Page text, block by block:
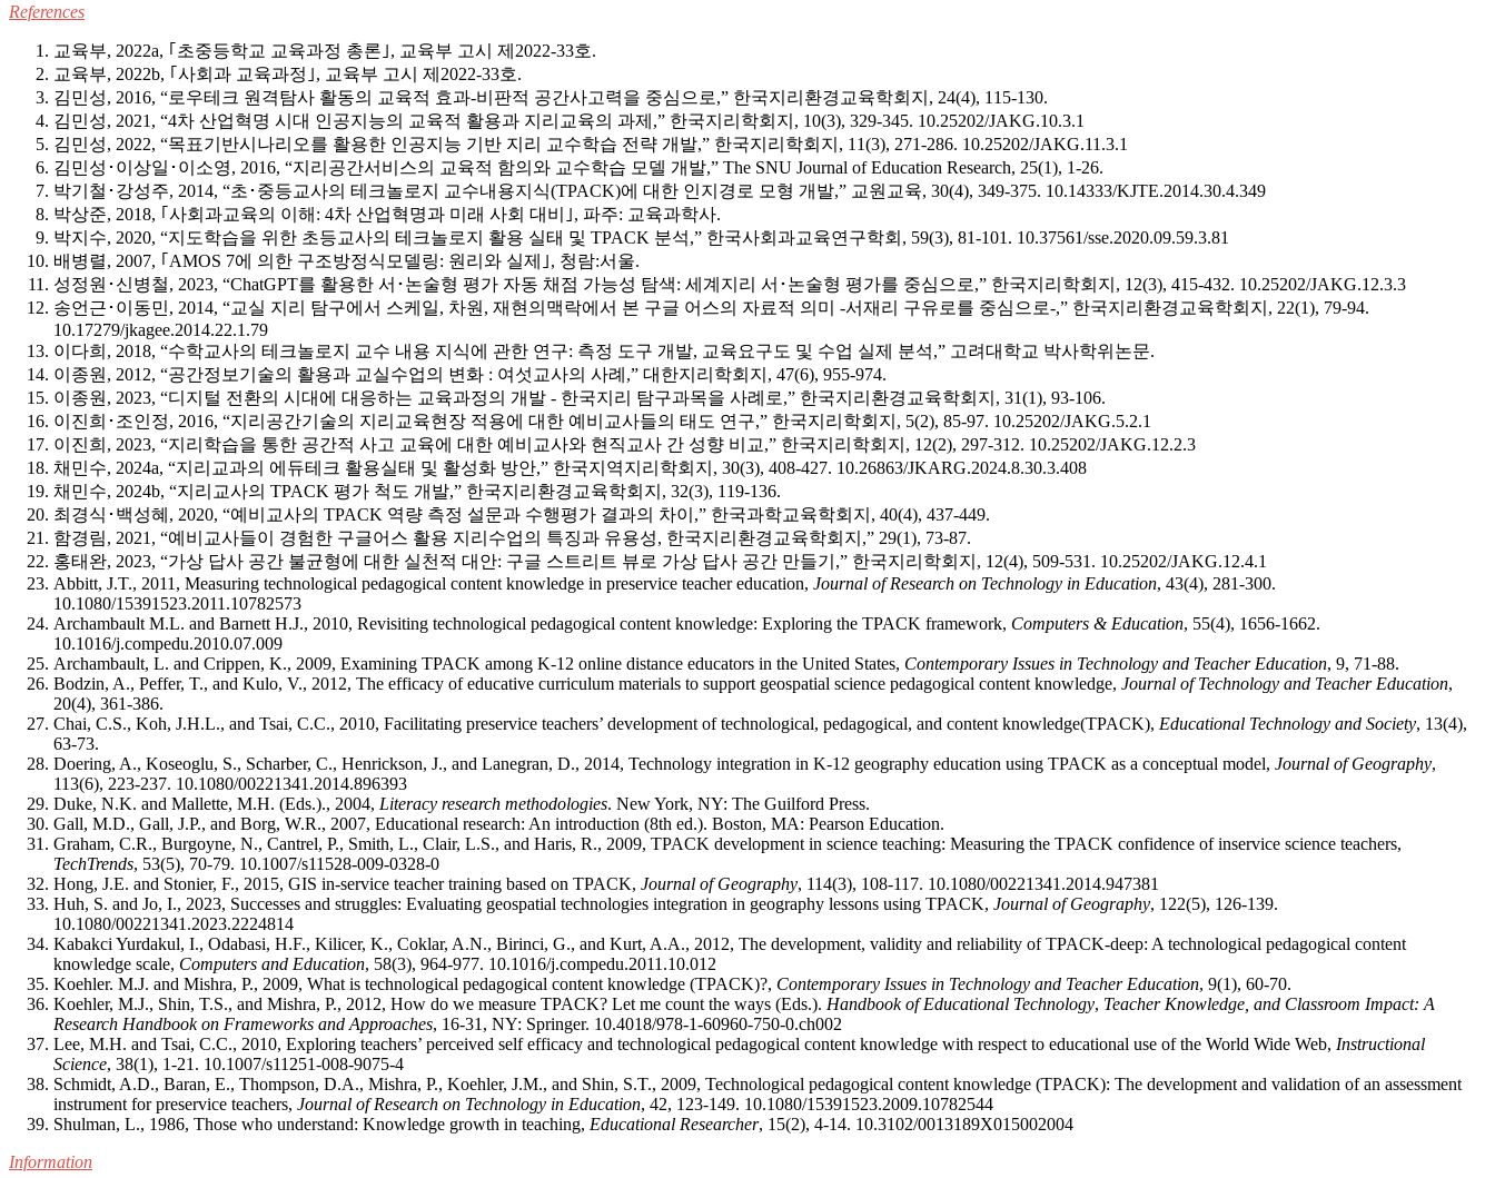
References
교육부, 2022a, ｢초중등학교 교육과정 총론｣, 교육부 고시 제2022-33호.
교육부, 2022b, ｢사회과 교육과정｣, 교육부 고시 제2022-33호.
김민성, 2016, “로우테크 원격탐사 활동의 교육적 효과-비판적 공간사고력을 중심으로,” 한국지리환경교육학회지, 24(4), 115-130.
김민성, 2021, “4차 산업혁명 시대 인공지능의 교육적 활용과 지리교육의 과제,” 한국지리학회지, 10(3), 329-345. 10.25202/JAKG.10.3.1
김민성, 2022, “목표기반시나리오를 활용한 인공지능 기반 지리 교수학습 전략 개발,” 한국지리학회지, 11(3), 271-286. 10.25202/JAKG.11.3.1
김민성･이상일･이소영, 2016, “지리공간서비스의 교육적 함의와 교수학습 모델 개발,” The SNU Journal of Education Research, 25(1), 1-26.
박기철･강성주, 2014, “초･중등교사의 테크놀로지 교수내용지식(TPACK)에 대한 인지경로 모형 개발,” 교원교육, 30(4), 349-375. 10.14333/KJTE.2014.30.4.349
박상준, 2018, ｢사회과교육의 이해: 4차 산업혁명과 미래 사회 대비｣, 파주: 교육과학사.
박지수, 2020, “지도학습을 위한 초등교사의 테크놀로지 활용 실태 및 TPACK 분석,” 한국사회과교육연구학회, 59(3), 81-101. 10.37561/sse.2020.09.59.3.81
배병렬, 2007, ｢AMOS 7에 의한 구조방정식모델링: 원리와 실제｣, 청람:서울.
성정원･신병철, 2023, “ChatGPT를 활용한 서･논술형 평가 자동 채점 가능성 탐색: 세계지리 서･논술형 평가를 중심으로,” 한국지리학회지, 12(3), 415-432. 10.25202/JAKG.12.3.3
송언근･이동민, 2014, “교실 지리 탐구에서 스케일, 차원, 재현의맥락에서 본 구글 어스의 자료적 의미 -서재리 구유로를 중심으로-,” 한국지리환경교육학회지, 22(1), 79-94.
10.17279/jkagee.2014.22.1.79
이다희, 2018, “수학교사의 테크놀로지 교수 내용 지식에 관한 연구: 측정 도구 개발, 교육요구도 및 수업 실제 분석,” 고려대학교 박사학위논문.
이종원, 2012, “공간정보기술의 활용과 교실수업의 변화 : 여섯교사의 사례,” 대한지리학회지, 47(6), 955-974.
이종원, 2023, “디지털 전환의 시대에 대응하는 교육과정의 개발 - 한국지리 탐구과목을 사례로,” 한국지리환경교육학회지, 31(1), 93-106.
이진희･조인정, 2016, “지리공간기술의 지리교육현장 적용에 대한 예비교사들의 태도 연구,” 한국지리학회지, 5(2), 85-97. 10.25202/JAKG.5.2.1
이진희, 2023, “지리학습을 통한 공간적 사고 교육에 대한 예비교사와 현직교사 간 성향 비교,” 한국지리학회지, 12(2), 297-312. 10.25202/JAKG.12.2.3
채민수, 2024a, “지리교과의 에듀테크 활용실태 및 활성화 방안,” 한국지역지리학회지, 30(3), 408-427. 10.26863/JKARG.2024.8.30.3.408
채민수, 2024b, “지리교사의 TPACK 평가 척도 개발,” 한국지리환경교육학회지, 32(3), 119-136.
최경식･백성혜, 2020, “예비교사의 TPACK 역량 측정 설문과 수행평가 결과의 차이,” 한국과학교육학회지, 40(4), 437-449.
함경림, 2021, “예비교사들이 경험한 구글어스 활용 지리수업의 특징과 유용성, 한국지리환경교육학회지,” 29(1), 73-87.
홍태완, 2023, “가상 답사 공간 불균형에 대한 실천적 대안: 구글 스트리트 뷰로 가상 답사 공간 만들기,” 한국지리학회지, 12(4), 509-531. 10.25202/JAKG.12.4.1
Abbitt, J.T., 2011, Measuring technological pedagogical content knowledge in preservice teacher education, Journal of Research on Technology in Education, 43(4), 281-300.
10.1080/15391523.2011.10782573
Archambault M.L. and Barnett H.J., 2010, Revisiting technological pedagogical content knowledge: Exploring the TPACK framework, Computers & Education, 55(4), 1656-1662.
10.1016/j.compedu.2010.07.009
Archambault, L. and Crippen, K., 2009, Examining TPACK among K-12 online distance educators in the United States, Contemporary Issues in Technology and Teacher Education, 9, 71-88.
Bodzin, A., Peffer, T., and Kulo, V., 2012, The efficacy of educative curriculum materials to support geospatial science pedagogical content knowledge, Journal of Technology and Teacher Education,
20(4), 361-386.
Chai, C.S., Koh, J.H.L., and Tsai, C.C., 2010, Facilitating preservice teachers’ development of technological, pedagogical, and content knowledge(TPACK), Educational Technology and Society, 13(4),
63-73.
Doering, A., Koseoglu, S., Scharber, C., Henrickson, J., and Lanegran, D., 2014, Technology integration in K-12 geography education using TPACK as a conceptual model, Journal of Geography,
113(6), 223-237. 10.1080/00221341.2014.896393
Duke, N.K. and Mallette, M.H. (Eds.)., 2004, Literacy research methodologies. New York, NY: The Guilford Press.
Gall, M.D., Gall, J.P., and Borg, W.R., 2007, Educational research: An introduction (8th ed.). Boston, MA: Pearson Education.
Graham, C.R., Burgoyne, N., Cantrel, P., Smith, L., Clair, L.S., and Haris, R., 2009, TPACK development in science teaching: Measuring the TPACK confidence of inservice science teachers,
TechTrends, 53(5), 70-79. 10.1007/s11528-009-0328-0
Hong, J.E. and Stonier, F., 2015, GIS in-service teacher training based on TPACK, Journal of Geography, 114(3), 108-117. 10.1080/00221341.2014.947381
Huh, S. and Jo, I., 2023, Successes and struggles: Evaluating geospatial technologies integration in geography lessons using TPACK, Journal of Geography, 122(5), 126-139.
10.1080/00221341.2023.2224814
Kabakci Yurdakul, I., Odabasi, H.F., Kilicer, K., Coklar, A.N., Birinci, G., and Kurt, A.A., 2012, The development, validity and reliability of TPACK-deep: A technological pedagogical content
knowledge scale, Computers and Education, 58(3), 964-977. 10.1016/j.compedu.2011.10.012
Koehler. M.J. and Mishra, P., 2009, What is technological pedagogical content knowledge (TPACK)?, Contemporary Issues in Technology and Teacher Education, 9(1), 60-70.
Koehler, M.J., Shin, T.S., and Mishra, P., 2012, How do we measure TPACK? Let me count the ways (Eds.). Handbook of Educational Technology, Teacher Knowledge, and Classroom Impact: A
Research Handbook on Frameworks and Approaches, 16-31, NY: Springer. 10.4018/978-1-60960-750-0.ch002
Lee, M.H. and Tsai, C.C., 2010, Exploring teachers’ perceived self efficacy and technological pedagogical content knowledge with respect to educational use of the World Wide Web, Instructional
Science, 38(1), 1-21. 10.1007/s11251-008-9075-4
Schmidt, A.D., Baran, E., Thompson, D.A., Mishra, P., Koehler, J.M., and Shin, S.T., 2009, Technological pedagogical content knowledge (TPACK): The development and validation of an assessment
instrument for preservice teachers, Journal of Research on Technology in Education, 42, 123-149. 10.1080/15391523.2009.10782544
Shulman, L., 1986, Those who understand: Knowledge growth in teaching, Educational Researcher, 15(2), 4-14. 10.3102/0013189X015002004
Information